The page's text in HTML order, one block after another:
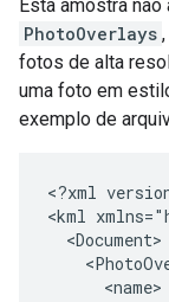
Esta amostra
PhotoOverlays
fotos de alta
uma foto em
exemplo de
<?xml
<kml
  <Document>
      <name>